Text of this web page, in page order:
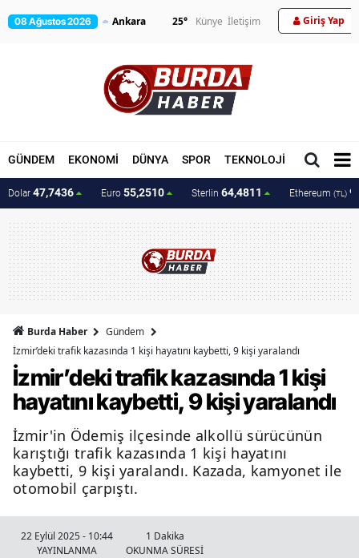
08 Ağustos 2026 25° Künye İletişim Giriş Yap
GÜNDEM EKONOMİ DÜNYA SPOR TEKNOLOJİ MAGAZİN
Dolar 47,7436 Euro 55,2510 Sterlin 64,4811 Ethereum (TL)
Burda Haber
Gündem
İzmir’deki trafik kazasında 1 kişi hayatını kaybetti, 9 kişi yaralandı
İzmir’deki trafik kazasında 1 kişi
hayatını kaybetti, 9 kişi yaralandı
İzmir'in Ödemiş ilçesinde alkollü sürücünün
karıştığı trafik kazasında 1 kişi hayatını
kaybetti, 9 kişi yaralandı. Kazada, kamyonet ile
otomobil çarpıştı.
22 Eylül 2025 - 10:44
YAYINLANMA
1 Dakika
OKUNMA SÜRESİ